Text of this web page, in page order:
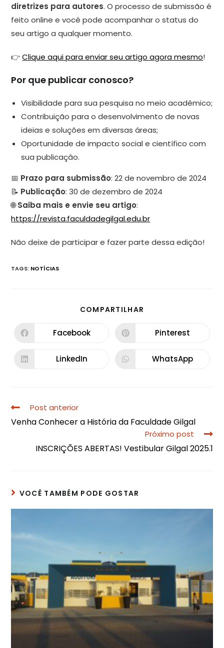
diretrizes para autores. O processo de submissão é
feito online e você pode acompanhar o status do
seu artigo a qualquer momento.
👉Clique aqui para enviar seu artigo agora mesmo!
Por que publicar conosco?
Visibilidade para sua pesquisa no meio acadêmico;
Contribuição para o desenvolvimento de novas
ideias e soluções em diversas áreas;
Oportunidade de impacto social e científico com
sua publicação.
📅 Prazo para submissão: 22 de novembro de 2024
📝 Publicação: 30 de dezembro de 2024
🌐Saiba mais e envie seu artigo:
https://revista.faculdadegilgal.edu.br
Não deixe de participar e fazer parte dessa edição!
TAGS: NOTÍCIAS
COMPARTILHAR
Facebook Pinterest
LinkedIn WhatsApp
Post anterior
Venha Conhecer a História da Faculdade Gilgal
Próximo post
INSCRIÇÕES ABERTAS! Vestibular Gilgal 2025.1
VOCÊ TAMBÉM PODE GOSTAR